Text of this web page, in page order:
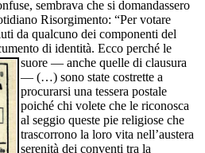
sembrava che si domandassero
Risorgimento: “Per votare
da qualcuno dei componenti del
di identità. Ecco perché le
suore — anche quelle di clausura
— (…) sono state costrette a
procurarsi una tessera postale
poiché chi volete che le riconosca
al seggio queste pie religiose che
trascorrono la loro vita nell’austera
serenità dei conventi tra la